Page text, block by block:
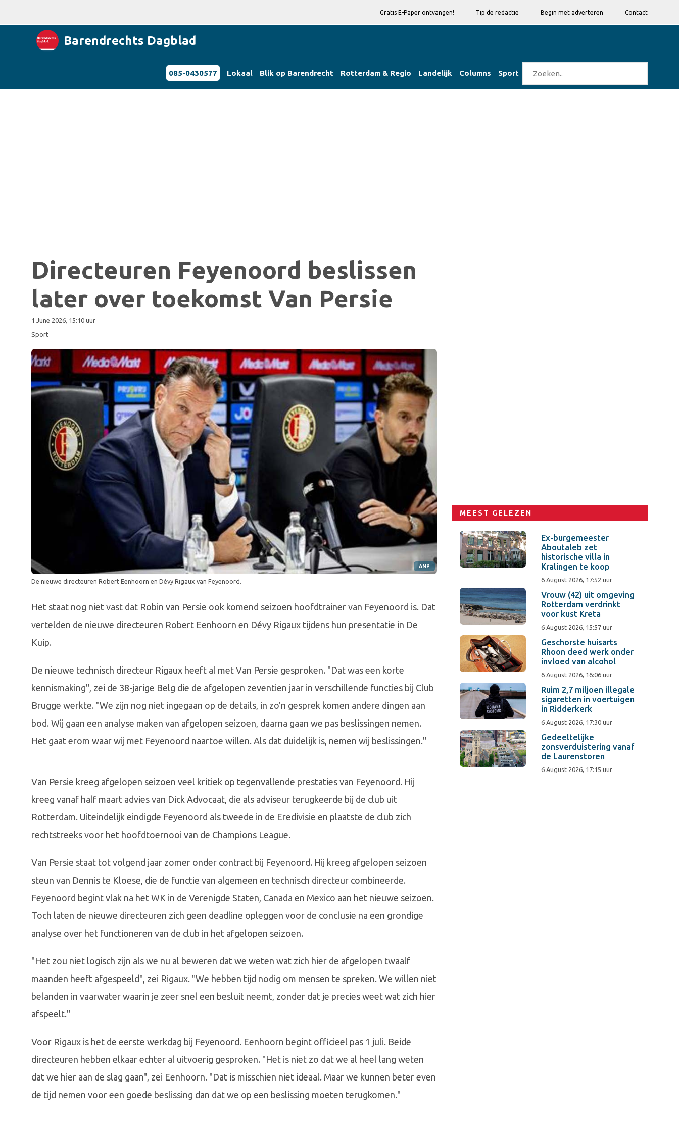
Gratis E-Paper ontvangen! Tip de redactie Begin met adverteren Contact
Barendrechts Dagblad
085-0430577 Lokaal Blik op Barendrecht Rotterdam & Regio Landelijk Columns Sport
Directeuren Feyenoord beslissen
later over toekomst Van Persie
1 June 2026, 15:10 uur
Sport
ANP
De nieuwe directeuren Robert Eenhoorn en Dévy Rigaux van Feyenoord.
Het staat nog niet vast dat Robin van Persie ook komend seizoen hoofdtrainer van Feyenoord is. Dat
vertelden de nieuwe directeuren Robert Eenhoorn en Dévy Rigaux tijdens hun presentatie in De
Kuip.
De nieuwe technisch directeur Rigaux heeft al met Van Persie gesproken. "Dat was een korte
kennismaking", zei de 38-jarige Belg die de afgelopen zeventien jaar in verschillende functies bij Club
Brugge werkte. "We zijn nog niet ingegaan op de details, in zo'n gesprek komen andere dingen aan
bod. Wij gaan een analyse maken van afgelopen seizoen, daarna gaan we pas beslissingen nemen.
Het gaat erom waar wij met Feyenoord naartoe willen. Als dat duidelijk is, nemen wij beslissingen."
Van Persie kreeg afgelopen seizoen veel kritiek op tegenvallende prestaties van Feyenoord. Hij
kreeg vanaf half maart advies van Dick Advocaat, die als adviseur terugkeerde bij de club uit
Rotterdam. Uiteindelijk eindigde Feyenoord als tweede in de Eredivisie en plaatste de club zich
rechtstreeks voor het hoofdtoernooi van de Champions League.
Van Persie staat tot volgend jaar zomer onder contract bij Feyenoord. Hij kreeg afgelopen seizoen
steun van Dennis te Kloese, die de functie van algemeen en technisch directeur combineerde.
Feyenoord begint vlak na het WK in de Verenigde Staten, Canada en Mexico aan het nieuwe seizoen.
Toch laten de nieuwe directeuren zich geen deadline opleggen voor de conclusie na een grondige
analyse over het functioneren van de club in het afgelopen seizoen.
"Het zou niet logisch zijn als we nu al beweren dat we weten wat zich hier de afgelopen twaalf
maanden heeft afgespeeld", zei Rigaux. "We hebben tijd nodig om mensen te spreken. We willen niet
belanden in vaarwater waarin je zeer snel een besluit neemt, zonder dat je precies weet wat zich hier
afspeelt."
Voor Rigaux is het de eerste werkdag bij Feyenoord. Eenhoorn begint officieel pas 1 juli. Beide
directeuren hebben elkaar echter al uitvoerig gesproken. "Het is niet zo dat we al heel lang weten
dat we hier aan de slag gaan", zei Eenhoorn. "Dat is misschien niet ideaal. Maar we kunnen beter even
de tijd nemen voor een goede beslissing dan dat we op een beslissing moeten terugkomen."
MEEST GELEZEN
Ex-burgemeester
Aboutaleb zet
historische villa in
Kralingen te koop
6 August 2026, 17:52 uur
Vrouw (42) uit omgeving
Rotterdam verdrinkt
voor kust Kreta
6 August 2026, 15:57 uur
Geschorste huisarts
Rhoon deed werk onder
invloed van alcohol
6 August 2026, 16:06 uur
Ruim 2,7 miljoen illegale
sigaretten in voertuigen
in Ridderkerk
6 August 2026, 17:30 uur
Gedeeltelijke
zonsverduistering vanaf
de Laurenstoren
6 August 2026, 17:15 uur